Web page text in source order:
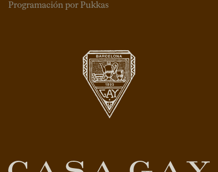
ESP CAT ENG
Programación por Pukkas